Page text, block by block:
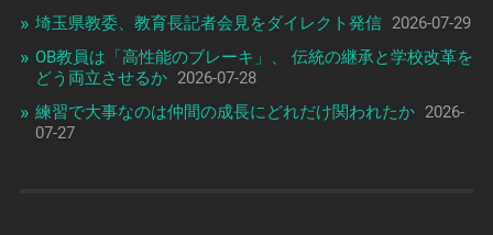
埼玉県教委、教育長記者会見をダイレクト発信 2026-07-29
OB教員は「高性能のブレーキ」、 伝統の継承と学校改革を
どう両立させるか 2026-07-28
練習で大事なのは仲間の成長にどれだけ関われたか 2026-
07-27